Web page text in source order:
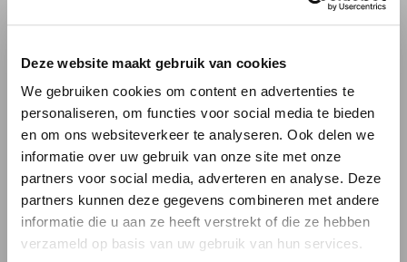
Deze website maakt gebruik van cookies
We gebruiken cookies om content en advertenties te
personaliseren, om functies voor social media te bieden
en om ons websiteverkeer te analyseren. Ook delen we
informatie over uw gebruik van onze site met onze
partners voor social media, adverteren en analyse. Deze
partners kunnen deze gegevens combineren met andere
informatie die u aan ze heeft verstrekt of die ze hebben
verzameld op basis van uw gebruik van hun services.
DE PERFECTE
BEGELEIDER
Stars is de ideale partner voor chocolade
desserts, tiramisu of een rijke brownie, maar
schittert ook solo als afsluiter van een
bijzondere avond. Deze 0,44L blik past
perfect bij romantische diners, feestelijke
gelegenheden of momenten waarop je jezelf